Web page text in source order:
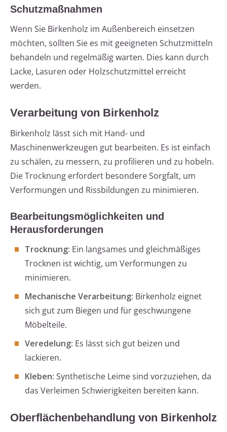
Schutzmaßnahmen
Wenn Sie Birkenholz im Außenbereich einsetzen
möchten, sollten Sie es mit geeigneten Schutzmitteln
behandeln und regelmäßig warten. Dies kann durch
Lacke, Lasuren oder Holzschutzmittel erreicht
werden.
Verarbeitung von Birkenholz
Birkenholz lässt sich mit Hand- und
Maschinenwerkzeugen gut bearbeiten. Es ist einfach
zu schälen, zu messern, zu profilieren und zu hobeln.
Die Trocknung erfordert besondere Sorgfalt, um
Verformungen und Rissbildungen zu minimieren.
Bearbeitungsmöglichkeiten und
Herausforderungen
Trocknung: Ein langsames und gleichmäßiges
Trocknen ist wichtig, um Verformungen zu
minimieren.
Mechanische Verarbeitung: Birkenholz eignet
sich gut zum Biegen und für geschwungene
Möbelteile.
Veredelung: Es lässt sich gut beizen und
lackieren.
Kleben: Synthetische Leime sind vorzuziehen, da
das Verleimen Schwierigkeiten bereiten kann.
Oberflächenbehandlung von Birkenholz